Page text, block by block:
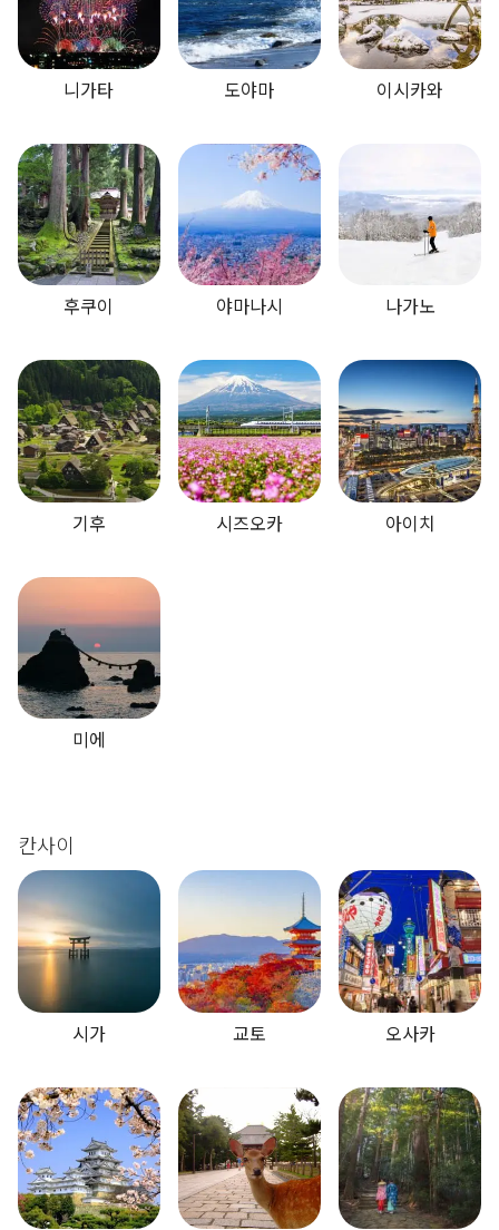
니가타 도야마 이시카와
후쿠이 야마나시 나가노
기후 시즈오카 아이치
미에
칸사이
시가 교토 오사카